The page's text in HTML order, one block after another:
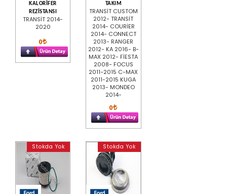
KALORİFER
REZİSTANSI
TRANSİT 2014-
2020
0
TAKIM
TRANSİT CUSTOM
2012- TRANSİT
2014- COURİER
2014- CONNECT
2013- RANGER
2012- KA 2016- B-
MAX 2012- FİESTA
2008- FOCUS
2011-2015 C-MAX
2011-2015 KUGA
2013- MONDEO
2014-
0
Stokda Yok Stokda Yok